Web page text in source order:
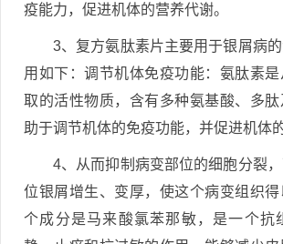
疫能力，促进机体的营养代谢。
3、复方氨肽素片主要用于银屑病
用如下：调节机体免疫功能：氨肽素
取的活性物质，含有多种氨基酸、多
助于调节机体的免疫功能，并促进机体
4、从而抑制病变部位的细胞分裂
位银屑增生、变厚，使这个病变组织
个成分是马来酸氯苯那敏，是一个抗